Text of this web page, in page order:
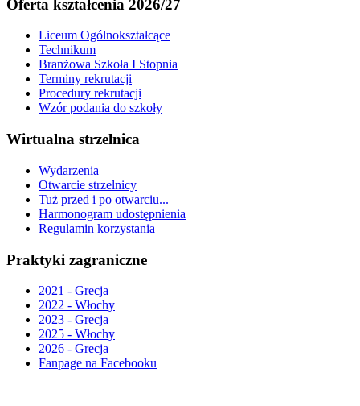
Oferta kształcenia 2026/27
Liceum Ogólnokształcące
Technikum
Branżowa Szkoła I Stopnia
Terminy rekrutacji
Procedury rekrutacji
Wzór podania do szkoły
Wirtualna strzelnica
Wydarzenia
Otwarcie strzelnicy
Tuż przed i po otwarciu...
Harmonogram udostępnienia
Regulamin korzystania
Praktyki zagraniczne
2021 - Grecja
2022 - Włochy
2023 - Grecja
2025 - Włochy
2026 - Grecja
Fanpage na Facebooku